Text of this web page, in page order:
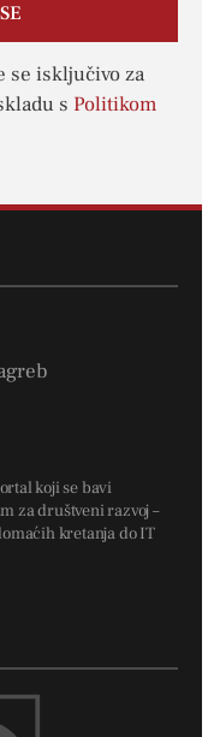
se isključivo za
s Politikom
koji se bavi
za društveni razvoj –
kretanja do IT